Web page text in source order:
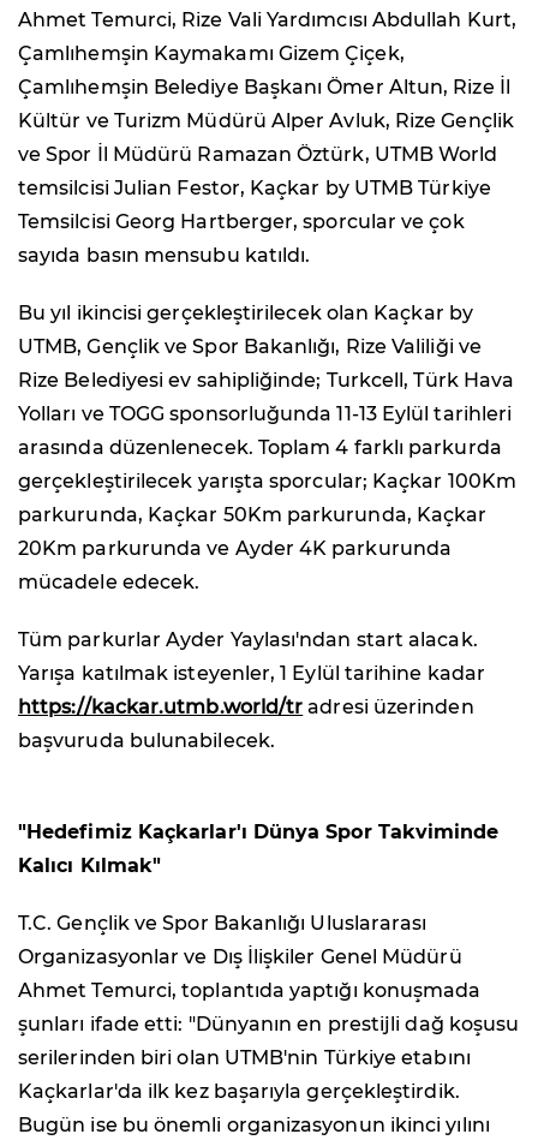
Ahmet Temurci, Rize Vali Yardımcısı Abdullah Kurt,
Çamlıhemşin Kaymakamı Gizem Çiçek,
Çamlıhemşin Belediye Başkanı Ömer Altun, Rize İl
Kültür ve Turizm Müdürü Alper Avluk, Rize Gençlik
ve Spor İl Müdürü Ramazan Öztürk, UTMB World
temsilcisi Julian Festor, Kaçkar by UTMB Türkiye
Temsilcisi Georg Hartberger, sporcular ve çok
sayıda basın mensubu katıldı.
Bu yıl ikincisi gerçekleştirilecek olan Kaçkar by
UTMB, Gençlik ve Spor Bakanlığı, Rize Valiliği ve
Rize Belediyesi ev sahipliğinde; Turkcell, Türk Hava
Yolları ve TOGG sponsorluğunda 11-13 Eylül tarihleri
arasında düzenlenecek. Toplam 4 farklı parkurda
gerçekleştirilecek yarışta sporcular; Kaçkar 100Km
parkurunda, Kaçkar 50Km parkurunda, Kaçkar
20Km parkurunda ve Ayder 4K parkurunda
mücadele edecek.
Tüm parkurlar Ayder Yaylası'ndan start alacak.
Yarışa katılmak isteyenler, 1 Eylül tarihine kadar
https://kackar.utmb.world/tr adresi üzerinden
başvuruda bulunabilecek.
"Hedefimiz Kaçkarlar'ı Dünya Spor Takviminde
Kalıcı Kılmak"
T.C. Gençlik ve Spor Bakanlığı Uluslararası
Organizasyonlar ve Dış İlişkiler Genel Müdürü
Ahmet Temurci, toplantıda yaptığı konuşmada
şunları ifade etti: "Dünyanın en prestijli dağ koşusu
serilerinden biri olan UTMB'nin Türkiye etabını
Kaçkarlar'da ilk kez başarıyla gerçekleştirdik.
Bugün ise bu önemli organizasyonun ikinci yılını